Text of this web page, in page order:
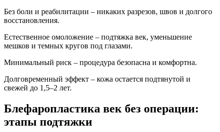
Без боли и реабилитации – никаких разрезов, швов и долгого
восстановления.
Естественное омоложение – подтяжка век, уменьшение
мешков и темных кругов под глазами.
Минимальный риск – процедура безопасна и комфортна.
Долговременный эффект – кожа остается подтянутой и
свежей до 1,5–2 лет.
Блефаропластика век без операции:
этапы подтяжки